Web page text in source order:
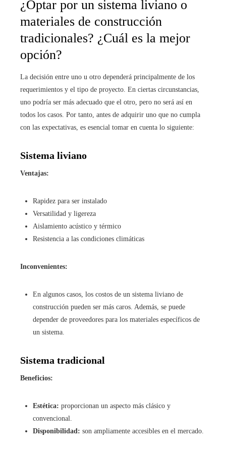
¿Optar por un sistema liviano o
materiales de construcción
tradicionales? ¿Cuál es la mejor
opción?
La decisión entre uno u otro dependerá principalmente de los
requerimientos y el tipo de proyecto. En ciertas circunstancias,
uno podría ser más adecuado que el otro, pero no será así en
todos los casos. Por tanto, antes de adquirir uno que no cumpla
con las expectativas, es esencial tomar en cuenta lo siguiente:
Sistema liviano
Ventajas:
Rapidez para ser instalado
Versatilidad y ligereza
Aislamiento acústico y térmico
Resistencia a las condiciones climáticas
Inconvenientes:
En algunos casos, los costos de un sistema liviano de
construcción pueden ser más caros. Además, se puede
depender de proveedores para los materiales específicos de
un sistema.
Sistema tradicional
Beneficios:
Estética: proporcionan un aspecto más clásico y
convencional.
Disponibilidad: son ampliamente accesibles en el mercado.